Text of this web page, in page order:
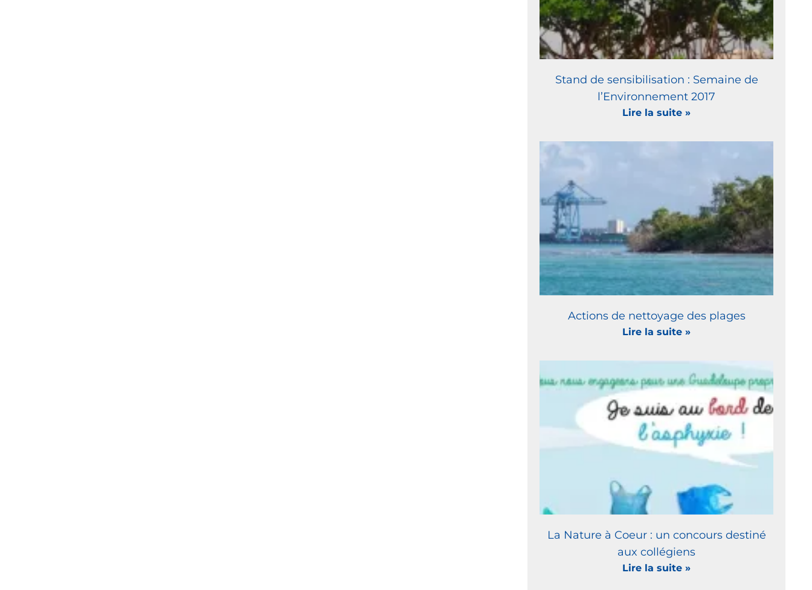
Stand de sensibilisation : Semaine de
l’Environnement 2017
Lire la suite »
Actions de nettoyage des plages
Lire la suite »
La Nature à Coeur : un concours destiné
aux collégiens
Lire la suite »